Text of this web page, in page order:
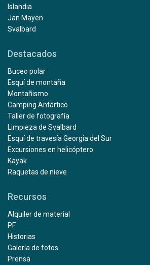
Islandia
Jan Mayen
Svalbard
Destacados
Buceo polar
Esquí de montaña
Montañismo
Camping Antártico
Taller de fotografía
Limpieza de Svalbard
Esquí de travesía Georgia del Sur
Excursiones en helicóptero
Kayak
Raquetas de nieve
Recursos
Alquiler de material
PF
Historias
Galería de fotos
Prensa